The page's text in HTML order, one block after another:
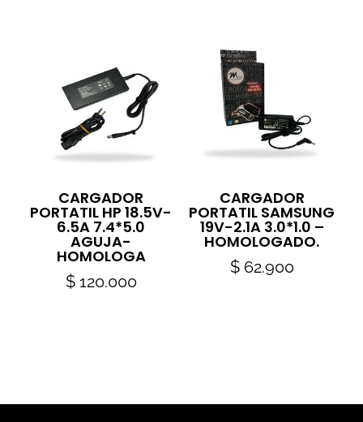
CARGADOR
PORTATIL HP 18.5V-
6.5A 7.4*5.0
AGUJA-
HOMOLOGA
$120.000
CARGADOR
PORTATIL SAMSUNG
19V-2.1A 3.0*1.0 –
HOMOLOGADO.
$62.900